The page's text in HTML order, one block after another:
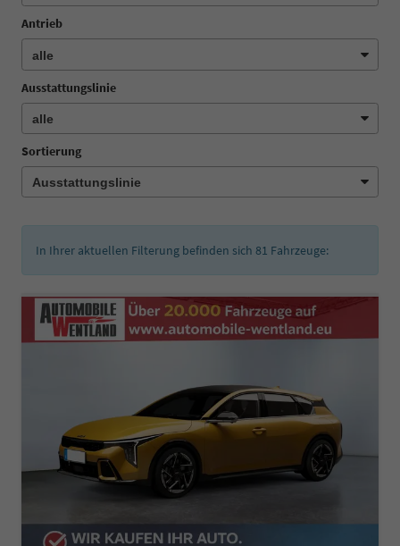
Antrieb
Ausstattungslinie
Sortierung
In Ihrer aktuellen Filterung befinden sich 81 Fahrzeuge: